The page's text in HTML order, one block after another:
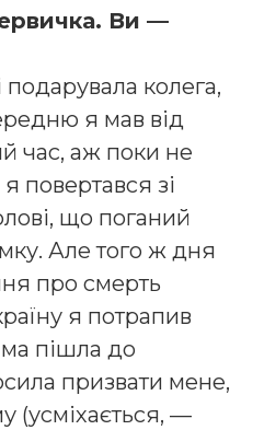
Ви —
колега,
я мав від
час, аж поки не
повертався зі
що поганий
Але того ж дня
про смерть
я потрапив
пішла до
призвати мене,
(усміхається, —